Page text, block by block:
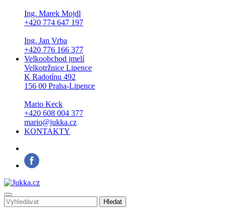
Ing. Marek Mojdl
+420 774 647 197
Ing. Jan Vrba
+420 776 166 377
Velkoobchod jmelí
Velkotržnice Lipence
K Radotínu 492
156 00 Praha-Lipence
Mario Keck
+420 608 004 377
mario@jukka.cz
KONTAKTY